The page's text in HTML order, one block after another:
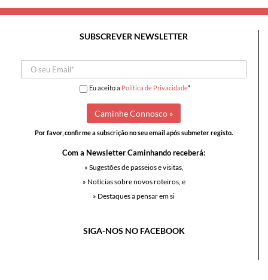
SUBSCREVER NEWSLETTER
Eu aceito a Política de Privacidade*
Por favor, confirme a subscrição no seu email após submeter registo.
Com a Newsletter Caminhando receberá:
» Sugestões de passeios e visitas,
» Notícias sobre novos roteiros, e
» Destaques a pensar em si
SIGA-NOS NO FACEBOOK